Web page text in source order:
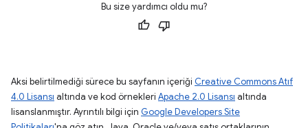
Bu size yardımcı oldu mu?
Aksi belirtilmediği sürece bu sayfanın içeriği Creative Commons Atıf
4.0 Lisansı altında ve kod örnekleri Apache 2.0 Lisansı altında
lisanslanmıştır. Ayrıntılı bilgi için Google Developers Site